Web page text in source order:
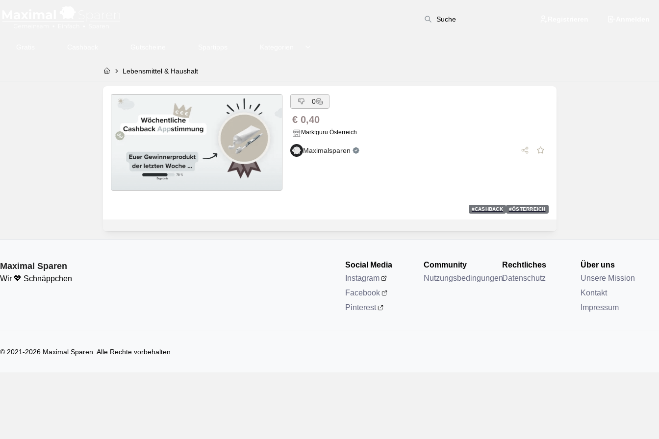
Lebensmittel & Haushalt
0
€ 0,40
Marktguru Österreich
Maximalsparen
#CASHBACK #ÖSTERREICH
Maximal Sparen
Wir 💖 Schnäppchen
Social Media
Instagram
Facebook
Pinterest
Community
Nutzungsbedingungen
Rechtliches
Datenschutz
Über uns
Unsere Mission
Kontakt
Impressum
© 2021-2026 Maximal Sparen. Alle Rechte vorbehalten.